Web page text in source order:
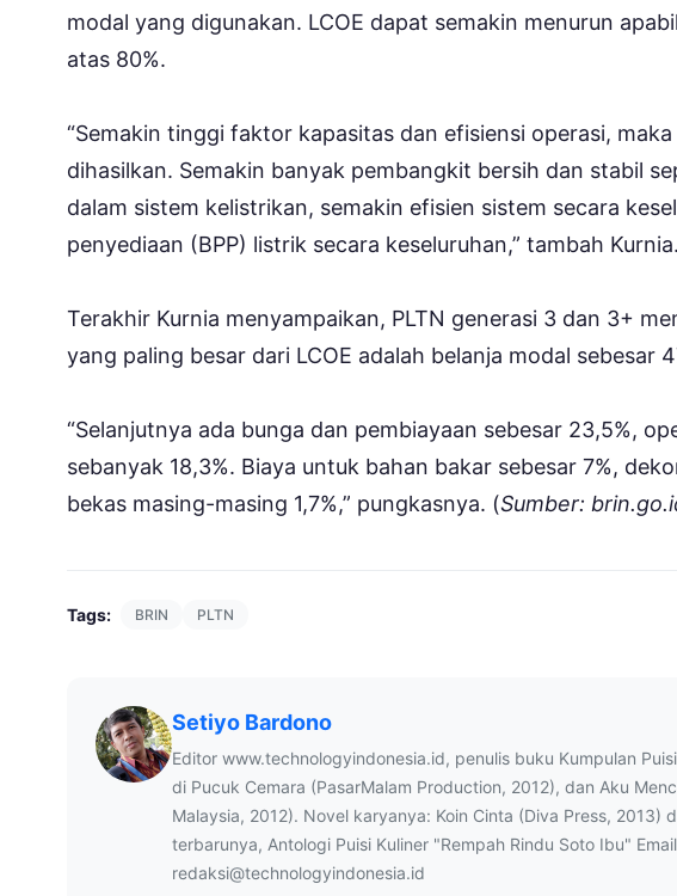
modal yang digunakan. LCOE dapat semakin menurun
atas 80%.
“Semakin tinggi faktor kapasitas dan efisiensi operasi,
dihasilkan. Semakin banyak pembangkit bersih dan stabil
dalam sistem kelistrikan, semakin efisien sistem secara
penyediaan (BPP) listrik secara keseluruhan,” tambah Kurnia.
Terakhir Kurnia menyampaikan, PLTN generasi 3 dan 3+
yang paling besar dari LCOE adalah belanja modal sebesar
“Selanjutnya ada bunga dan pembiayaan sebesar 23,5%,
sebanyak 18,3%. Biaya untuk bahan bakar sebesar 7%,
bekas masing-masing 1,7%,” pungkasnya. (Sumber:
Tags: BRIN PLTN
Setiyo Bardono
Editor www.technologyindonesia.id, penulis buku Kumpulan
di Pucuk Cemara (PasarMalam Production, 2012), dan Aku
Malaysia, 2012). Novel karyanya: Koin Cinta (Diva Press, 2013)
terbarunya, Antologi Puisi Kuliner "Rempah Rindu Soto Ibu"
redaksi@technologyindonesia.id